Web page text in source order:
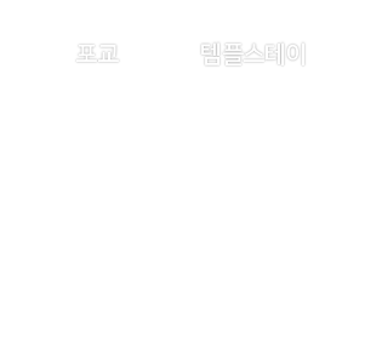
포교 템플스테이